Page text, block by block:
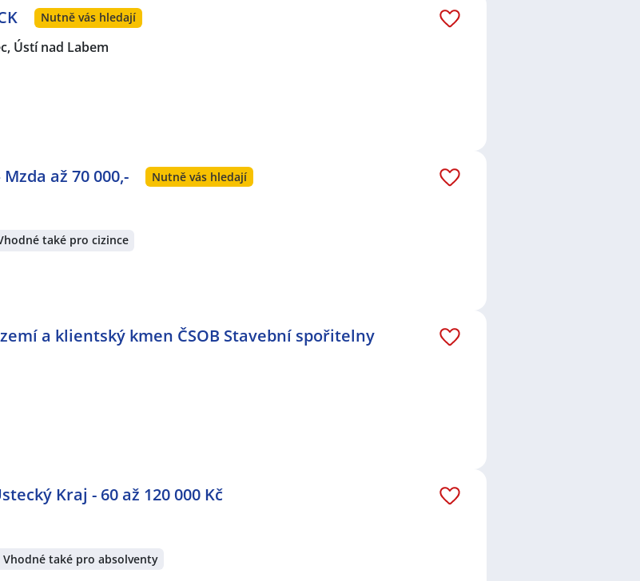
Nutně vás hledají
Ústí nad Labem
až 70 000,- Nutně vás hledají
také pro cizince
a klientský kmen ČSOB Stavební spořitelny
Kraj - 60 až 120 000 Kč
Vhodné také pro absolventy